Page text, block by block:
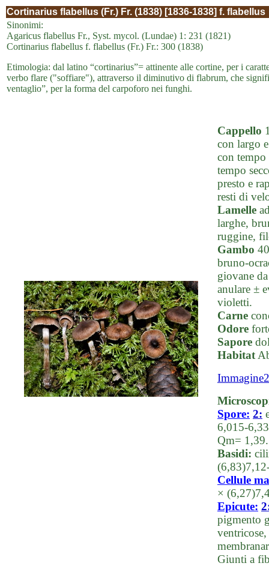
Cortinarius flabellus (Fr.) Fr. (1838) [1836-1838] f. flabellus
Sinonimi:
Agaricus flabellus Fr., Syst. mycol. (Lundae) 1: 231 (1821)
Cortinarius flabellus f. flabellus (Fr.) Fr.: 300 (1838)
Etimologia: dal latino “cortinarius”= attinente alle cortine, per i
verbo flare ("soffiare"), attraverso il diminutivo di flabrum, che
ventaglio”, per la forma del carpoforo nei funghi.
Cappello
con largo
con
tempo
presto e
resti di
Lamelle
larghe,
ruggine,
Gambo
bruno-
giovane
anulare ±
violetti.
Carne
Odore
Sapore
Habitat
Immagine2
Spore: 2:
6,015-
Qm= 1,39.
Basidi:
Cellule
×
Epicute:
pigmento
Giunti a